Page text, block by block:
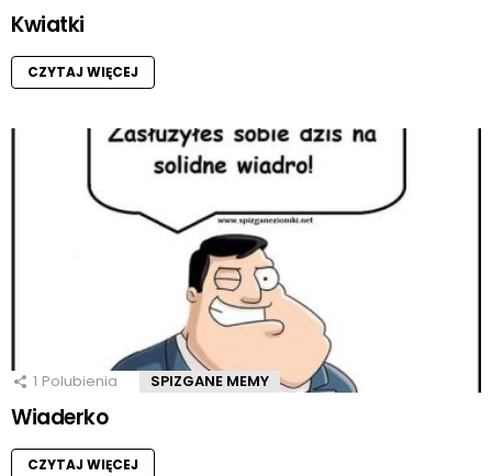
Kwiatki
CZYTAJ WIĘCEJ
1 Polubienia SPIZGANE MEMY
Wiaderko
CZYTAJ WIĘCEJ